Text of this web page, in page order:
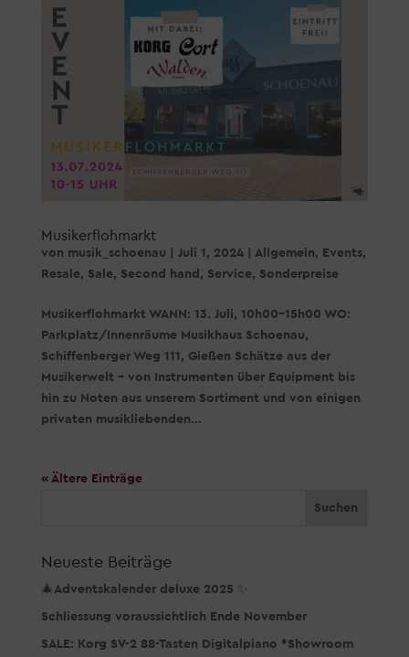
Musikerflohmarkt
von musik_schoenau Juli 1, 2024| Allgemein, Events,
Resale, Sale, Second hand , Service, Sonderpreise
Musikerflohmarkt WANN: 13. Juli, 10h00-15h00 WO:
Parkplatz/Innenräume Musikhaus Schoenau,
Schiffenberger Weg 111, Gießen Schätze aus der
Musikerwelt – von Instrumenten über Equipment bis
hin zu Noten aus unserem Sortiment und von einigen
privaten musikliebenden...
« Ältere Einträge
Neueste Beiträge
🎄Adventskalender deluxe 2025 ✨
Schliessung voraussichtlich Ende November
SALE: Korg SV-2 88-Tasten Digitalpiano *Showroom